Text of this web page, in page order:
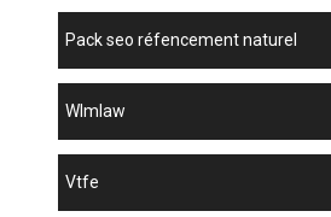
pack seo réfencement naturel
wlmlaw
vtfe